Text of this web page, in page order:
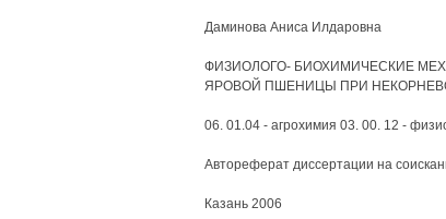
Даминова Аниса Илдаровна
ФИЗИОЛОГО- БИОХИМИЧЕСКИЕ
ЯРОВОЙ ПШЕНИЦЫ ПРИ
06. 01.04 - агрохимия 03. 00. 12 -
Автореферат диссертации на
Казань 2006